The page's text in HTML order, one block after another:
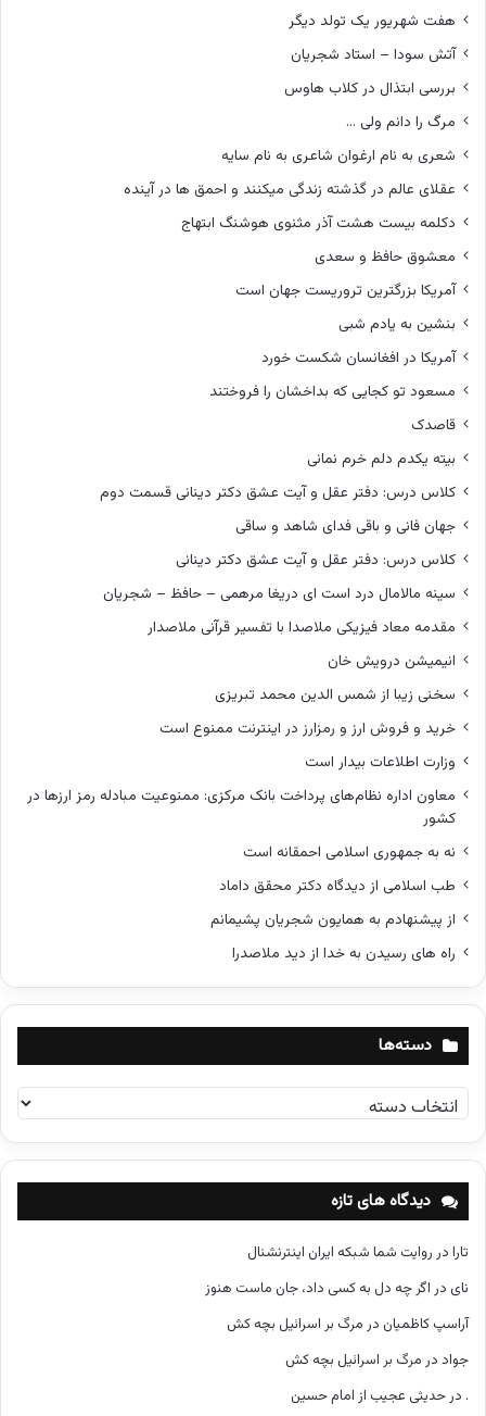
هفت شهریور یک تولد دیگر
آتش سودا – استاد شجریان
بررسی ابتذال در کلاب هاوس
مرگ را دانم ولی …
شعری به نام ارغوان شاعری به نام سایه
عقلای عالم در گذشته زندگی میکنند و احمق ها در آینده
دکلمه بیست هشت آذر مثنوی هوشنگ ابتهاج
معشوق حافظ و سعدی
آمریکا بزرگترین تروریست جهان است
بنشین به یادم شبی
آمریکا در افغانسان شکست خورد
مسعود تو کجایی که بداخشان را فروختند
قاصدک
بیته یکدم دلم خرم نمانی
کلاس درس: دفتر عقل و آیت عشق دکتر دینانی قسمت دوم
جهان فانی و باقی فدای شاهد و ساقی
کلاس درس: دفتر عقل و آیت عشق دکتر دینانی
سینه مالامال درد است ای دریغا مرهمی – حافظ – شجریان
مقدمه معاد فیزیکی ملاصدا با تفسیر قرآنی ملاصدار
انیمیشن درویش خان
سخنی زیبا از شمس الدین محمد تبریزی
خرید و فروش ارز و رمزارز در اینترنت ممنوع است
وزارت اطلاعات بیدار است
معاون اداره نظام‌های پرداخت بانک مرکزی: ممنوعیت مبادله رمز ارزها در
کشور
نه به جمهوری اسلامی احمقانه است
طب اسلامی از دیدگاه دکتر محقق داماد
از پیشنهادم به همایون شجریان پشیمانم
راه های رسیدن به خدا از دید ملاصدرا
دسته‌ها
س
ت
ه‌
ه
دیدگاه های تازه
تارا در روایت شما شبکه ایران اینترنشنال
نای در اگر چه دل به کسی داد، جان ماست هنوز
آراسپ کاظمیان در مرگ بر اسرائیل بچه کش
جواد در مرگ بر اسرائیل بچه کش
. درحدیثی عجیب از امام حسین